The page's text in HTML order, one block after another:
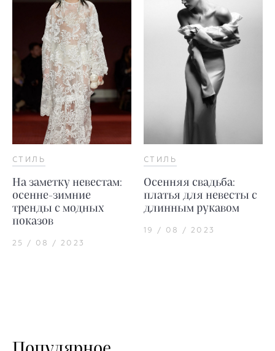
СТИЛЬ
На заметку невестам:
осенне-зимние
тренды с модных
показов
25 / 08 / 2023
СТИЛЬ
Осенняя свадьба:
платья для невесты с
длинным рукавом
19 / 08 / 2023